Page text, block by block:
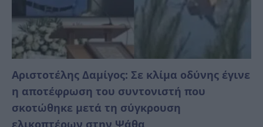
Αριστοτέλης Δαμίγος: Σε κλίμα οδύνης έγινε
η αποτέφρωση του συντονιστή που
σκοτώθηκε μετά τη σύγκρουση
ελικοπτέρων στην Ψάθα